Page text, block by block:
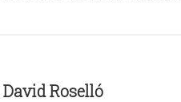
David Roselló